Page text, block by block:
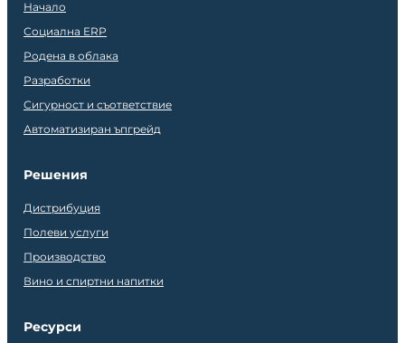
Начало
Социална ERP
Родена в облака
Разработки
Сигурност и съответствие
Автоматизиран ъпгрейд
Решения
Дистрибуция
Полеви услуги
Производство
Вино и спиртни напитки
Ресурси